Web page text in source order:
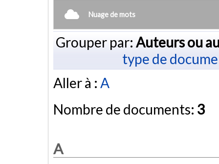
Nuage de mots
Grouper par: Auteurs ou
type de
Aller à : A
Nombre de documents: 3
A